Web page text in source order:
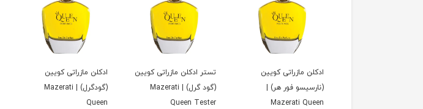
ادکلن مازراتی کویین
(نارسیسو فور هر) |
Mazerati Queen
تستر ادکلن مازراتی کویین
(گود گرل) | Mazerati
Queen Tester
ادکلن مازراتی کویین
(گودگرل) | Mazerati
Queen